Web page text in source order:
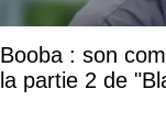
Booba : son
la partie 2 de